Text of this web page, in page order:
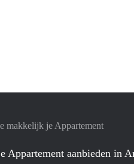
makkelijk je Appartement
Appartement aanbieden in